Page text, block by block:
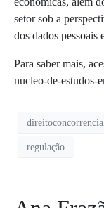
setor sob a
dos dados pessoais
Para saber mais,
nucleo-de-estudos-
regulação